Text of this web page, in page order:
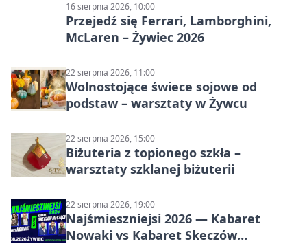
16 sierpnia 2026, 10:00
Przejedź się Ferrari, Lamborghini,
McLaren – Żywiec 2026
22 sierpnia 2026, 11:00
Wolnostojące świece sojowe od
podstaw – warsztaty w Żywcu
22 sierpnia 2026, 15:00
Biżuteria z topionego szkła –
warsztaty szklanej biżuterii
22 sierpnia 2026, 19:00
Najśmieszniejsi 2026 — Kabaret
Nowaki vs Kabaret Skeczów